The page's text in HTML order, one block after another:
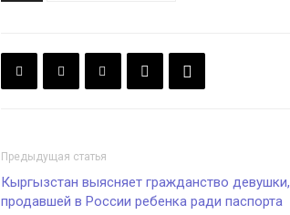
Предыдущая статья
Кыргызстан выясняет гражданство девушки,
продавшей в России ребенка ради паспорта